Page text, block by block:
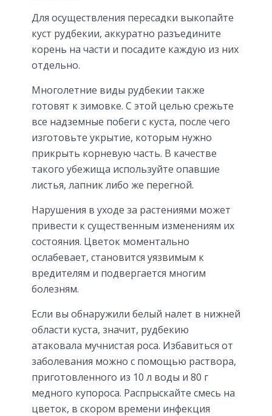
Для осуществления пересадки выкопайте
куст рудбекии, аккуратно разъедините
корень на части и посадите каждую из них
отдельно.
Многолетние виды рудбекии также
готовят к зимовке. С этой целью срежьте
все надземные побеги с куста, после чего
изготовьте укрытие, которым нужно
прикрыть корневую часть. В качестве
такого убежища используйте опавшие
листья, лапник либо же перегной.
Нарушения в уходе за растениями может
привести к существенным изменениям их
состояния. Цветок моментально
ослабевает, становится уязвимым к
вредителям и подвергается многим
болезням.
Если вы обнаружили белый налет в нижней
области куста, значит, рудбекию
атаковала мучнистая роса. Избавиться от
заболевания можно с помощью раствора,
приготовленного из 10 л воды и 80 г
медного купороса. Распрыскайте смесь на
цветок, в скором времени инфекция